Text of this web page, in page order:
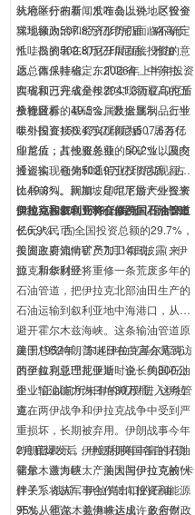
统府举行的新闻发布会上说，尽管全
球地缘政治和经济形势仍面临不确定
性，投资者在印尼开展直接投资的意
愿总体保持稳定。2026年上半年投资
实现额已完成全年2041.3万亿印尼盾
投资目标的49.5%。数据显示，上半
年外国直接投资实现额为507.6万亿
印尼盾，占投资总额的50.2%；国内
投资实现额为502.9万亿印尼盾，占
比49.8%。新加坡是印尼最大外资来
源地，投资额为88亿美元（约合596
亿元人民币）。
从地区分布看，爪哇岛以外地区投资
实现额为507.8万亿印尼盾，略高于
爪哇岛的502.8万亿印尼盾。雅加
达、西爪哇省、东爪哇省、中苏拉威
西省和万丹省是投资实现额最高的五
个地区。
从行业看，基础金属及金属制品行业
吸引投资150.4万亿印尼盾，居各行
业首位；其他服务业、采矿业以及交
通运输、仓储和通信业投资实现额也
位居前列。同期，印尼下游产业投资
实现额达300.1万亿印尼盾，同比增
长6.9%，占全国投资总额的29.7%，
投资主要流向矿产加工领域。（来
源：新华财经）
伊拉克和叙利亚将合修跨国石油管道
美国政府知情官员7月14日披露，伊
拉克和叙利亚将重修一条荒废多年的
石油管道，把伊拉克北部油田生产的
石油运输到叙利亚地中海港口，从而
避开霍尔木兹海峡。这条输油管道原
建于1952年，东起伊拉克基尔库克，
西至叙利亚巴尼亚斯，全长约800公
里，输油能力为日均30万桶。这条管
道在两伊战争和伊拉克战争中受到严
重损坏，长期被弃用。伊朗战事今年
2月底爆发后，伊朗和美国各自封锁
霍尔木兹海峡，产油大国伊拉克被“卡
脖子”。战前，伊拉克出口的石油
95%从霍尔木兹海峡运出，政府财政
美国总统特朗普14日在白宫会见到访
的伊拉克总理扎伊迪时说，美国石油
企业“正以前所未有的规模”进入伊拉
克。
特朗普表示，伊拉克拥有丰富的石油
储量，潜力巨大，美国与伊拉克的伙
伴关系将从军事合作转向投资和能源
开发。他说，美伊将达成许多合作协